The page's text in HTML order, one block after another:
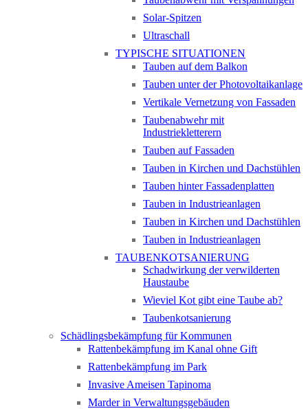
Solar-Spitzen
Ultraschall
TYPISCHE SITUATIONEN
Tauben auf dem Balkon
Tauben unter der Photovoltaikanlage
Vertikale Vernetzung von Fassaden
Taubenabwehr mit
Industriekletterern
Tauben auf Fassaden
Tauben in Kirchen und Dachstühlen
Tauben hinter Fassadenplatten
Tauben in Industrieanlagen
Tauben in Kirchen und Dachstühlen
Tauben in Industrieanlagen
TAUBENKOTSANIERUNG
Schadwirkung der verwilderten
Haustaube
Wieviel Kot gibt eine Taube ab?
Taubenkotsanierung
Schädlingsbekämpfung für Kommunen
Rattenbekämpfung im Kanal ohne Gift
Rattenbekämpfung im Park
Invasive Ameisen Tapinoma
Marder in Verwaltungsgebäuden